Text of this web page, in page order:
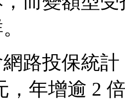
路投保統
，年增逾 2